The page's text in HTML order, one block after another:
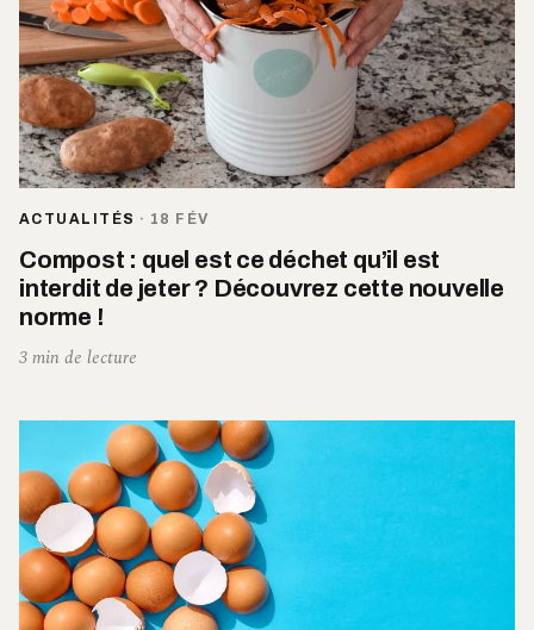
ACTUALITÉS · 18 FÉV
Compost : quel est ce déchet qu’il est
interdit de jeter ? Découvrez cette nouvelle
norme !
3 min de lecture